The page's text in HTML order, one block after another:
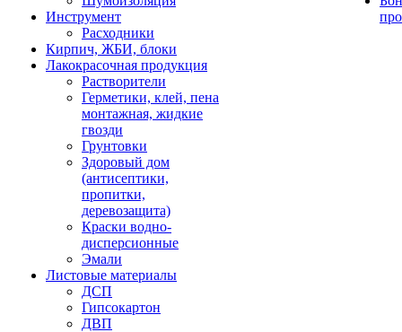
Инструмент
Расходники
Кирпич, ЖБИ, блоки
Лакокрасочная продукция
Растворители
Герметики, клей, пена
монтажная, жидкие
гвозди
Грунтовки
Здоровый дом
(антисептики,
пропитки,
деревозащита)
Краски водно-
дисперсионные
Эмали
Листовые материалы
ДСП
Гипсокартон
ДВП